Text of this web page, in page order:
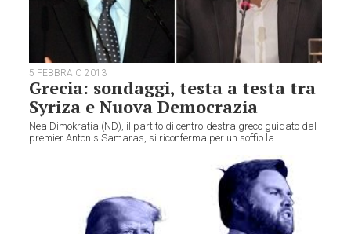
5 FEBBRAIO 2013
Grecia: sondaggi, testa a testa tra
Syriza e Nuova Democrazia
Nea Dimokratia (ND), il partito di centro-destra greco guidato dal
premier Antonis Samaras, si riconferma per un soffio la...